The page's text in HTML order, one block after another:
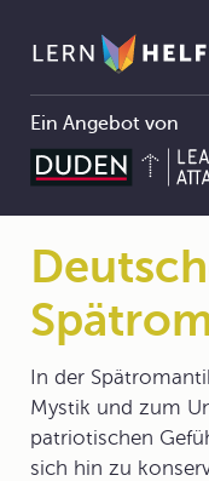
Ein Angebot von
5 Literatur und Medien 5.2 Abriss der Literaturgeschichte
In der
Mystik und zum
patriotischen
sich hin zu